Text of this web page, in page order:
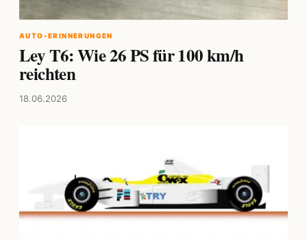
AUTO-ERINNERUNGEN
Ley T6: Wie 26 PS für 100 km/h
reichten
18.06.2026